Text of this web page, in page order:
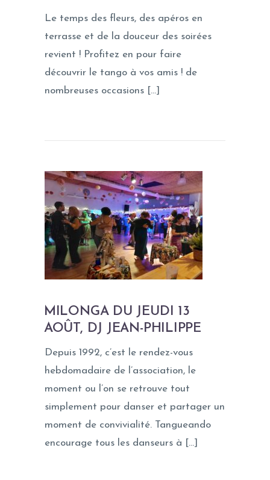
Le temps des fleurs, des apéros en
terrasse et de la douceur des soirées
revient ! Profitez en pour faire
découvrir le tango à vos amis ! de
nombreuses occasions […]
MILONGA DU JEUDI 13
AOÛT, DJ JEAN-PHILIPPE
Depuis 1992, c’est le rendez-vous
hebdomadaire de l’association, le
moment ou l’on se retrouve tout
simplement pour danser et partager un
moment de convivialité. Tangueando
encourage tous les danseurs à […]